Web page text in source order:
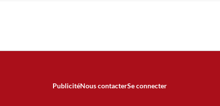
PublicitéNous contacterSe connecter